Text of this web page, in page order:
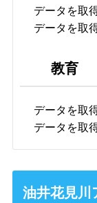
データを取
データを取
教育
データを取
データを取
油井花見川